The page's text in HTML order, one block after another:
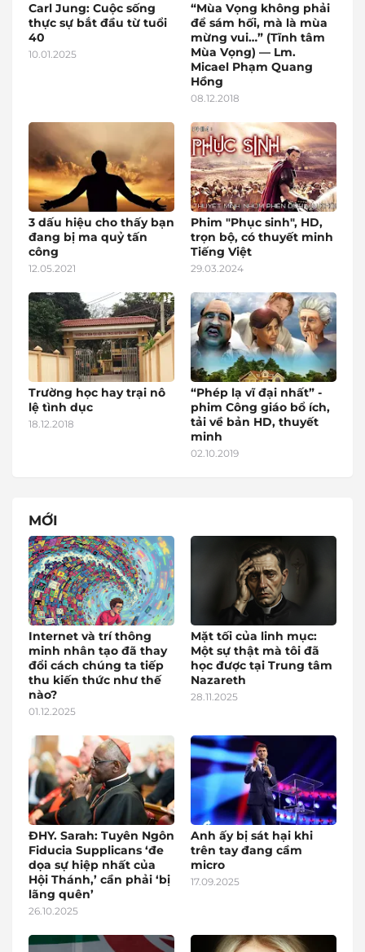
Carl Jung: Cuộc sống
thực sự bắt đầu từ tuổi
40
10.01.2025
“Mùa Vọng không phải
để sám hối, mà là mùa
mừng vui…” (Tĩnh tâm
Mùa Vọng) — Lm.
Micael Phạm Quang
Hồng
08.12.2018
3 dấu hiệu cho thấy bạn
đang bị ma quỷ tấn
công
12.05.2021
Phim "Phục sinh", HD,
trọn bộ, có thuyết minh
Tiếng Việt
29.03.2024
Trường học hay trại nô
lệ tình dục
18.12.2018
“Phép lạ vĩ đại nhất” -
phim Công giáo bổ ích,
tải về bản HD, thuyết
minh
02.10.2019
MỚI
Internet và trí thông
minh nhân tạo đã thay
đổi cách chúng ta tiếp
thu kiến thức như thế
nào?
01.12.2025
Mặt tối của linh mục:
Một sự thật mà tôi đã
học được tại Trung tâm
Nazareth
28.11.2025
ĐHY. Sarah: Tuyên Ngôn
Fiducia Supplicans ‘đe
dọa sự hiệp nhất của
Hội Thánh,’ cần phải ‘bị
lãng quên’
26.10.2025
Anh ấy bị sát hại khi
trên tay đang cầm
micro
17.09.2025